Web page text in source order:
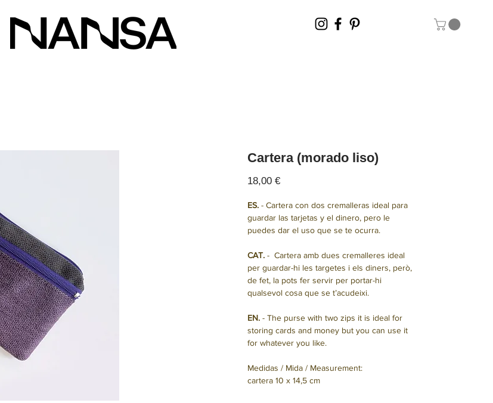
Cartera (morado liso)
18,00 €Precio
ES. - Cartera con dos cremalleras ideal para
guardar las tarjetas y el dinero, pero le
puedes dar el uso que se te ocurra.
CAT. - Cartera amb dues cremalleres ideal
per guardar-hi les targetes i els diners, però,
de fet, la pots fer servir per portar-hi
qualsevol cosa que se t’acudeixi.
EN. - The purse with two zips it is ideal for
storing cards and money but you can use it
for whatever you like.
Medidas / Mida / Measurement:
cartera 10 x 14,5 cm